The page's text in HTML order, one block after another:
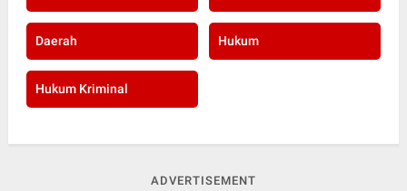
Daerah Hukum
Hukum Kriminal
ADVERTISEMENT